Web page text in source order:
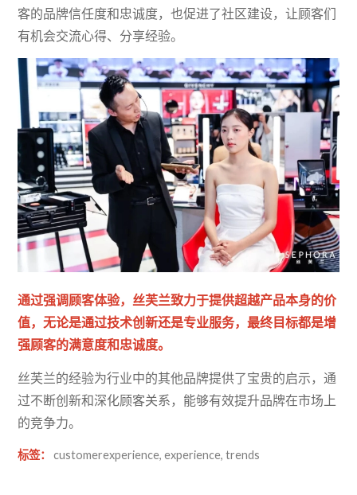
客的品牌信任度和忠诚度，也促进了社区建设，让顾客们
有机会交流心得、分享经验。
通过强调顾客体验，丝芙兰致力于提供超越产品本身的价
值，无论是通过技术创新还是专业服务，最终目标都是增
强顾客的满意度和忠诚度。
丝芙兰的经验为行业中的其他品牌提供了宝贵的启示，通
过不断创新和深化顾客关系，能够有效提升品牌在市场上
的竞争力。
标签： customerexperience,experience,trends